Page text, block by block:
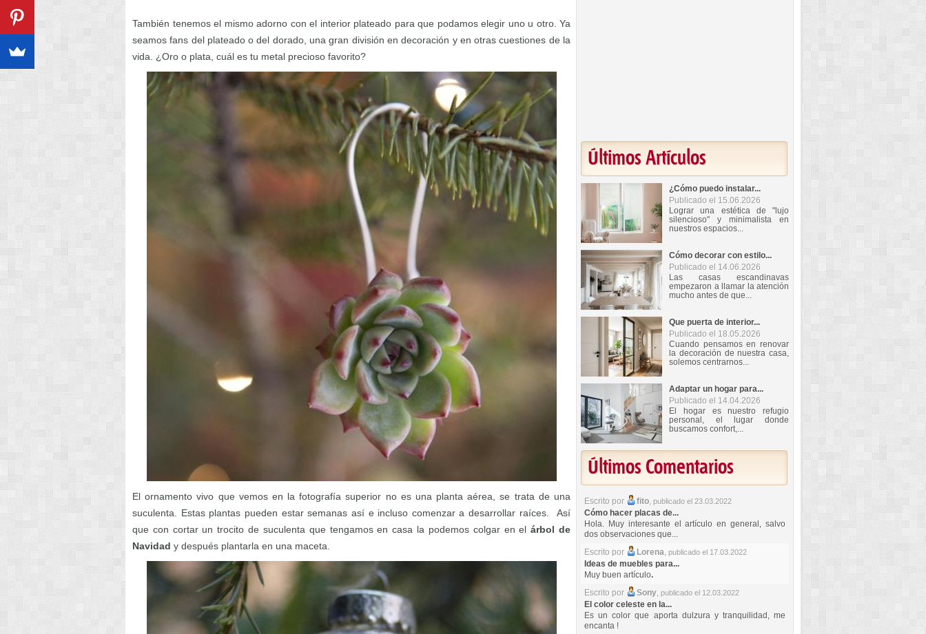
También tenemos el mismo adorno con el interior plateado para que podamos elegir uno u otro. Ya
seamos fans del plateado o del dorado, una gran división en decoración y en otras cuestiones de la
vida. ¿Oro o plata, cuál es tu metal precioso favorito?
El ornamento vivo que vemos en la fotografía superior no es una planta aérea, se trata de una
suculenta. Estas plantas pueden estar semanas así e incluso comenzar a desarrollar raíces. Así
que con cortar un trocito de suculenta que tengamos en casa la podemos colgar en elárbol de
Navidad y después plantarla en una maceta.
Últimos Artículos
¿Cómo puedo instalar...
Publicado el 15.06.2026
Lograr una estética de "lujo
silencioso" y minimalista en
nuestros espacios...
Cómo decorar con estilo...
Publicado el 14.06.2026
Las casas escandinavas
empezaron a llamar la atención
mucho antes de que...
Que puerta de interior...
Publicado el 18.05.2026
Cuando pensamos en renovar
la decoración de nuestra casa,
solemos centrarnos...
Adaptar un hogar para...
Publicado el 14.04.2026
El hogar es nuestro refugio
personal, el lugar donde
buscamos confort,...
Últimos Comentarios
Escrito por fito, publicado el 23.03.2022
Cómo hacer placas de...
Hola. Muy interesante el artículo en general, salvo
dos observaciones que...
Escrito por
Lorena, publicado el 17.03.2022
Ideas de muebles para...
Muy buen artículo.
Escrito por
Sony, publicado el 12.03.2022
El color celeste en la...
Es un color que aporta dulzura y tranquilidad, me
encanta !